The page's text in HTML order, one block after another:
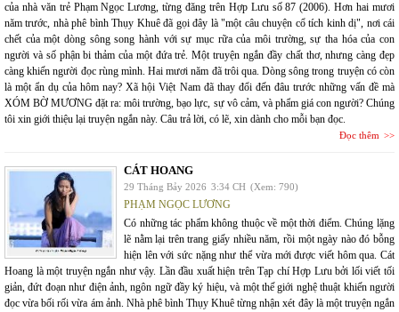
của nhà văn trẻ Phạm Ngọc Lương, từng đăng trên Hợp Lưu số 87 (2006). Hơn hai mươi
năm trước, nhà phê bình Thụy Khuê đã gọi đây là "một câu chuyện cổ tích kinh dị", nơi cái
chết của một dòng sông song hành với sự mục rữa của môi trường, sự tha hóa của con
người và số phận bi thảm của một đứa trẻ. Một truyện ngắn đầy chất thơ, nhưng càng đẹp
càng khiến người đọc rùng mình. Hai mươi năm đã trôi qua. Dòng sông trong truyện có còn
là một ẩn dụ của hôm nay? Xã hội Việt Nam đã thay đổi đến đâu trước những vấn đề mà
XÓM BỜ MƯƠNG đặt ra: môi trường, bạo lực, sự vô cảm, và phẩm giá con người? Chúng
tôi xin giới thiệu lại truyện ngắn này. Câu trả lời, có lẽ, xin dành cho mỗi bạn đọc.
Đọc thêm
CÁT HOANG
29 Tháng Bảy 2026 3:34 CH (Xem: 790)
PHẠM NGỌC LƯƠNG
Có những tác phẩm không thuộc về một thời điểm. Chúng lặng
lẽ nằm lại trên trang giấy nhiều năm, rồi một ngày nào đó bỗng
hiện lên với sức nặng như thể vừa mới được viết hôm qua. Cát
Hoang là một truyện ngắn như vậy. Lần đầu xuất hiện trên Tạp chí Hợp Lưu bởi lối viết tối
giản, đứt đoạn như điện ảnh, ngôn ngữ đầy ký hiệu, và một thế giới nghệ thuật khiến người
đọc vừa bối rối vừa ám ảnh. Nhà phê bình Thụy Khuê từng nhận xét đây là một truyện ngắn